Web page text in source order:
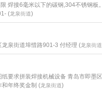
焊接6毫米以下的碳钢,304不锈钢
(龙泉街道)
泉街道埠惜路901-3 付经理 (龙泉街道
要求拼装焊接机械设备 青岛市即墨
年终奖金制 (龙泉街道)